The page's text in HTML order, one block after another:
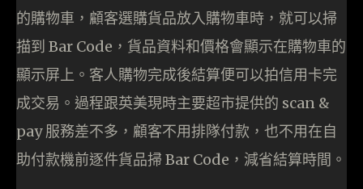
的購物車，顧客選購貨品放入購物車時，就可以掃
描到 Bar Code，貨品資料和價格會顯示在購物車的
顯示屏上。客人購物完成後結算便可以拍信用卡完
成交易。過程跟英美現時主要超市提供的 scan &
pay 服務差不多，顧客不用排隊付款，也不用在自
助付款機前逐件貨品掃 Bar Code，減省結算時間。